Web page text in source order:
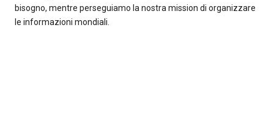
bisogno, mentre perseguiamo la nostra mission di organizzare
le informazioni mondiali.